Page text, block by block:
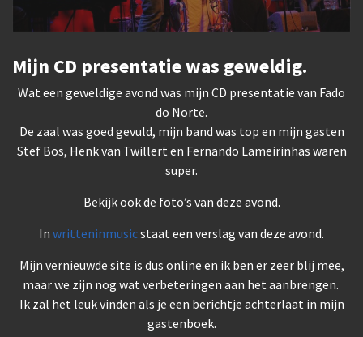
Mijn CD presentatie was geweldig.
Wat een geweldige avond was mijn CD presentatie van Fado
do Norte.
De zaal was goed gevuld, mijn band was top en mijn gasten
Stef Bos, Henk van Twillert en Fernando Lameirinhas waren
super.
Bekijk ook de foto’s van deze avond.
In writteninmusicstaat een verslag van deze avond.
Mijn vernieuwde site is dus online en ik ben er zeer blij mee,
maar we zijn nog wat verbeteringen aan het aanbrengen.
Ik zal het leuk vinden als je een berichtje achterlaat in mijn
gastenboek.